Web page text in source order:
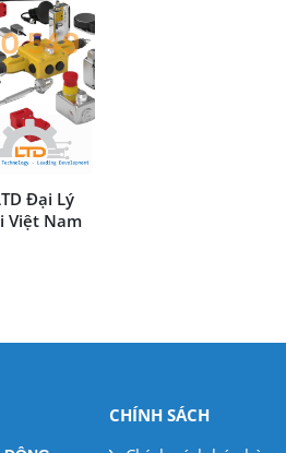
Đại Lý
Tại Việt Nam
CHÍNH SÁCH